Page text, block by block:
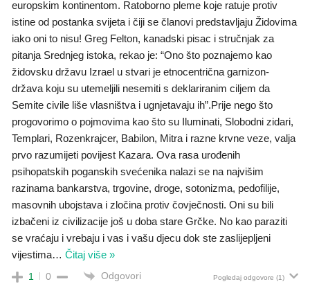
europskim kontinentom. Ratoborno pleme koje ratuje protiv
istine od postanka svijeta i čiji se članovi predstavljaju Židovima
iako oni to nisu! Greg Felton, kanadski pisac i stručnjak za
pitanja Srednjeg istoka, rekao je: “Ono što poznajemo kao
židovsku državu Izrael u stvari je etnocentrična garnizon-
država koju su utemeljili nesemiti s deklariranim ciljem da
Semite civile liše vlasništva i ugnjetavaju ih”.Prije nego što
progovorimo o pojmovima kao što su Iluminati, Slobodni zidari,
Templari, Rozenkrajcer, Babilon, Mitra i razne krvne veze, valja
prvo razumijeti povijest Kazara. Ova rasa urođenih
psihopatskih poganskih svećenika nalazi se na najvišim
razinama bankarstva, trgovine, droge, sotonizma, pedofilije,
masovnih ubojstava i zločina protiv čovječnosti. Oni su bili
izbačeni iz civilizacije još u doba stare Grčke. No kao paraziti
se vraćaju i vrebaju i vas i vašu djecu dok ste zaslijepljeni
vijestima… Čitaj više »
1 0 Odgovori Pogledaj odgovore (1)